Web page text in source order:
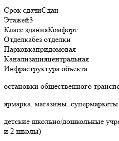
Срок сдачиСдан
Этажей3
Класс зданияКомфорт
Отделкабез отделки
Парковкапридомовая
Канализацияцентральная
Инфраструктура объекта
остановки общественного
ярмарка, магазины, супермаркеты,
детские школьно/дошкольные
и 2 школы)